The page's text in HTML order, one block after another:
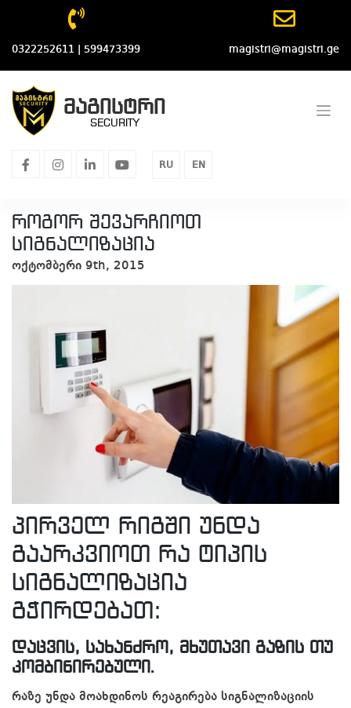
content
0322252611 | 599473399 magistri@magistri.ge
მაგისტრი
SECURITY
facebookinstagram
linkedinyoutube
RU EN
როგორ შევარჩიოთ
სიგნალიზაცია
ოქტომბერი 9th, 2015
პირველ რიგში უნდა
გაარკვიოთ რა ტიპის
სიგნალიზაცია
გჭირდებათ:
დაცვის, სახანძრო, მხუთავი გაზის თუ
კომბინირებული.
რაზე უნდა მოახდინოს რეაგირება სიგნალიზაციის